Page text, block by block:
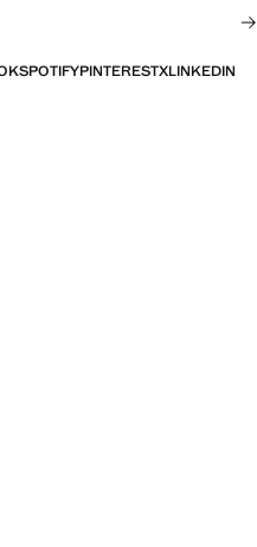
SPOTIFYPINTERESTXLINKEDIN